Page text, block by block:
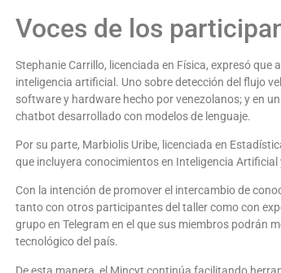
Voces de los
Stephanie Carrillo, licenciada en Física, expresó
inteligencia artificial. Uno sobre detección del flujo
software y hardware hecho por venezolanos; y en
chatbot desarrollado con modelos de lenguaje.
Por su parte, Marbiolis Uribe, licenciada en
que incluyera conocimientos en Inteligencia
Con la intención de promover el intercambio de
tanto con otros participantes del taller como con
grupo en Telegram en el que sus miembros podrán
tecnológico del país.
De esta manera, el Mincyt continúa facilitando